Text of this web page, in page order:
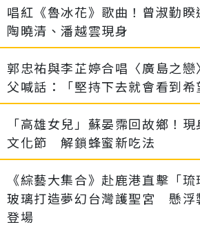
唱紅《魯冰花》歌曲！曾淑勤
陶曉清、潘越雲現身
郭忠祐與李芷婷合唱〈廣島之
父喊話：「堅持下去就會看到希
「高雄女兒」蘇晏霈回故鄉！
文化節 解鎖蜂蜜新吃法
《綜藝大集合》赴鹿港直擊「
玻璃打造夢幻台灣護聖宮 懸浮
登場